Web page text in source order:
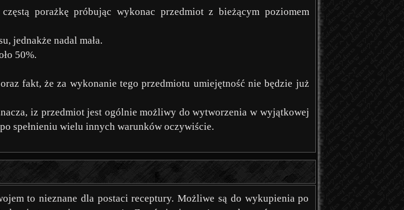
porażkę próbując wykonac przedmiot z bieżącym poziomem
jednakże nadal mała.
50%.
oraz fakt, że za wykonanie tego przedmiotu umiejętność nie będzie już
iz przedmiot jest ogólnie możliwy do wytworzenia w wyjątkowej
spełnieniu wielu innych warunków oczywiście.
to nieznane dla postaci receptury. Możliwe są do wykupienia po